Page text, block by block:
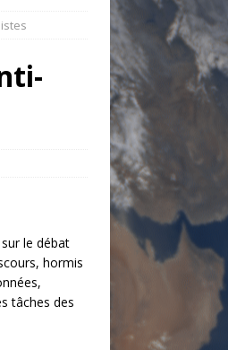
le débat
hormis
tâches des